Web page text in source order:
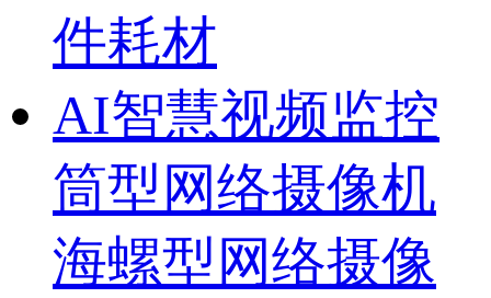
件耗材
AI智慧视频监控
筒型网络摄像机
海螺型网络摄像